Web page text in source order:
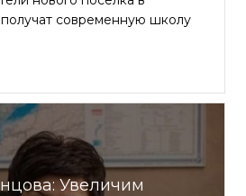
современную школу
Увеличим